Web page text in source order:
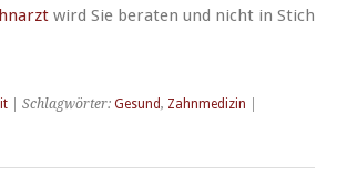
wird Sie beraten und nicht in Stich
| Schlagwörter: Gesund, Zahnmedizin